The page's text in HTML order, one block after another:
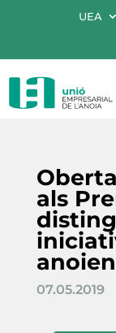
UEA
als
07.05.2019